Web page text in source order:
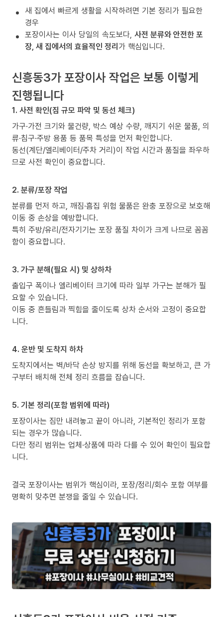
새 집에서 빠르게 생활을 시작하려면 기본 정리가 필요한
경우
포장이사는 이사 당일의 속도보다, 사전 분류와 안전한 포
장, 새 집에서의 효율적인 정리가 핵심입니다.
신흥동3가 포장이사 작업은 보통 이렇게
진행됩니다
1. 사전 확인(짐 규모 파악 및 동선 체크)
가구·가전 크기와 물건량, 박스 예상 수량, 깨지기 쉬운 물품, 의
류·침구·주방 용품 등 품목 특성을 먼저 확인합니다.
동선(계단/엘리베이터/주차 거리)이 작업 시간과 품질을 좌우하
므로 사전 확인이 중요합니다.
2. 분류/포장 작업
분류를 먼저 하고, 깨짐·흠집 위험 물품은 완충 포장으로 보호해
이동 중 손상을 예방합니다.
특히 주방/유리/전자기기는 포장 품질 차이가 크게 나므로 꼼꼼
함이 중요합니다.
3. 가구 분해(필요 시) 및 상하차
출입구 폭이나 엘리베이터 크기에 따라 일부 가구는 분해가 필
요할 수 있습니다.
이동 중 흔들림과 찍힘을 줄이도록 상차 순서와 고정이 중요합
니다.
4. 운반 및 도착지 하차
도착지에서는 벽/바닥 손상 방지를 위해 동선을 확보하고, 큰 가
구부터 배치해 전체 정리 흐름을 잡습니다.
5. 기본 정리(포함 범위에 따라)
포장이사는 짐만 내려놓고 끝이 아니라, 기본적인 정리가 포함
되는 경우가 많습니다.
다만 정리 범위는 업체·상품에 따라 다를 수 있어 확인이 필요합
니다.
결국 포장이사는 범위가 핵심이라, 포장/정리/회수 포함 여부를
명확히 맞추면 분쟁을 줄일 수 있습니다.